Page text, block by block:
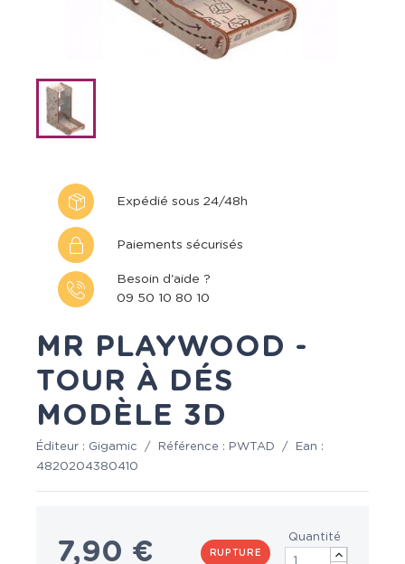
Expédié sous 24/48h
Paiements sécurisés
Besoin d'aide ?
09 50 10 80 10
MR PLAYWOOD -
TOUR À DÉS
MODÈLE 3D
Éditeur : Gigamic / Référence : PWTAD /
Ean :
4820204380410
7,90 € RUPTURE
Quantité